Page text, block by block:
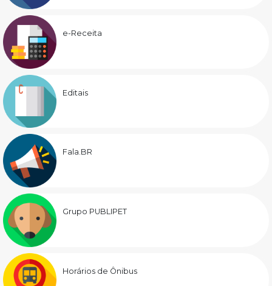
e-Receita
Editais
Fala.BR
Grupo PUBLIPET
Horários de Ônibus